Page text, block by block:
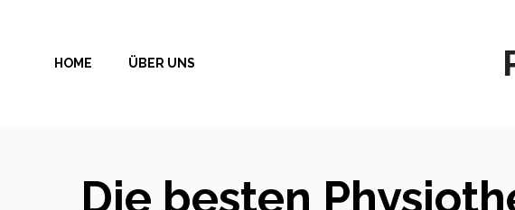
springenHOME ÜBER UNS
Die besten